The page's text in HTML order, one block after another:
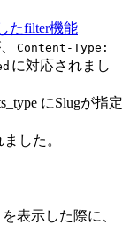
たfilter機能
Content-Type:
に対応されまし
にSlugが指定
した。
表示した際に、